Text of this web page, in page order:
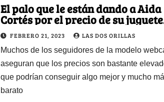
El palo que le están dando a Aida
Cortés por el precio de su juguete
sexual
FEBRERO 21, 2023 LAS DOS ORILLAS
Muchos de los seguidores de la modelo
aseguran que los precios son bastante
que podrían conseguir algo mejor y mucho
barato